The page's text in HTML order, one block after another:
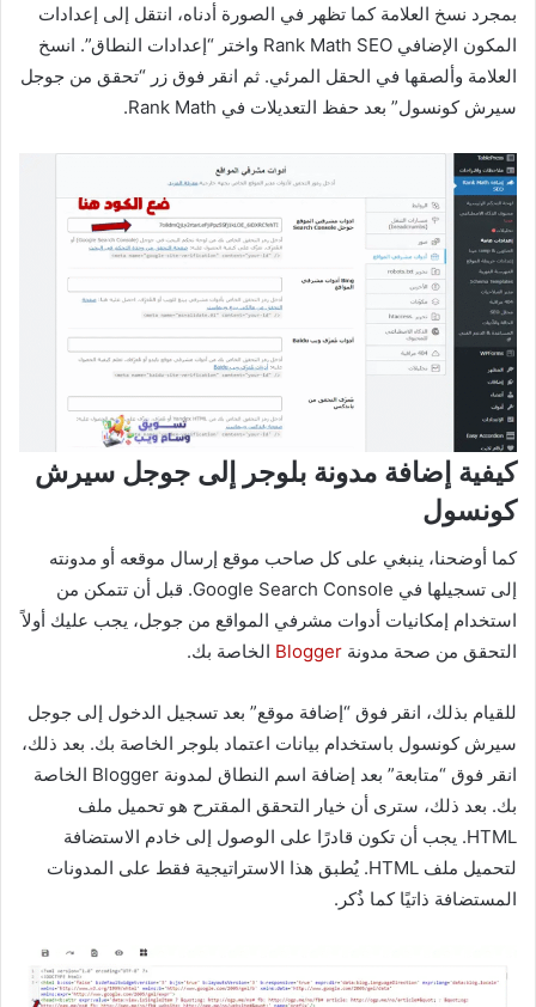
بمجرد نسخ العلامة كما تظهر في الصورة أدناه، انتقل إلى إعدادات
المكون الإضافي Rank Math SEO واختر “إعدادات النطاق”. انسخ
العلامة وألصقها في الحقل المرئي. ثم انقر فوق زر “تحقق من جوجل
سيرش كونسول” بعد حفظ التعديلات في Rank Math.
كيفية إضافة مدونة بلوجر إلى جوجل سيرش
كونسول
كما أوضحنا، ينبغي على كل صاحب موقع إرسال موقعه أو مدونته
إلى تسجيلها في Google Search Console. قبل أن تتمكن من
استخدام إمكانيات أدوات مشرفي المواقع من جوجل، يجب عليك أولاً
التحقق من صحة مدونة Blogger الخاصة بك.
للقيام بذلك، انقر فوق “إضافة موقع” بعد تسجيل الدخول إلى جوجل
سيرش كونسول باستخدام بيانات اعتماد بلوجر الخاصة بك. بعد ذلك،
انقر فوق “متابعة” بعد إضافة اسم النطاق لمدونة Blogger الخاصة
بك. بعد ذلك، سترى أن خيار التحقق المقترح هو تحميل ملف
HTML. يجب أن تكون قادرًا على الوصول إلى خادم الاستضافة
لتحميل ملف HTML. يُطبق هذا الاستراتيجية فقط على المدونات
المستضافة ذاتيًا كما ذُكر.